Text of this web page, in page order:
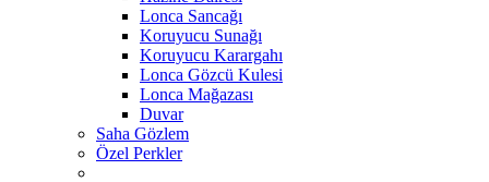
Lonca Sancağı
Koruyucu Sunağı
Koruyucu Karargahı
Lonca Gözcü Kulesi
Lonca Mağazası
Duvar
Saha Gözlem
Özel Perkler